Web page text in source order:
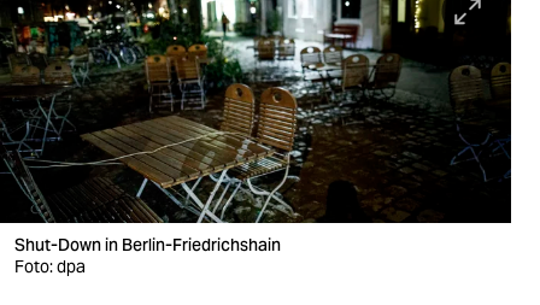
berlin
nord
wahrheit
verlag
verlag
veranstaltungen
Shut-Down in Berlin-Friedrichshain
Foto: dpa